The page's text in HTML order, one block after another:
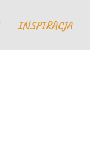
INSPIRACJA